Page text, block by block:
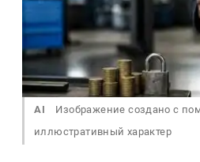
AI
Изображение создано с
иллюстративный характер